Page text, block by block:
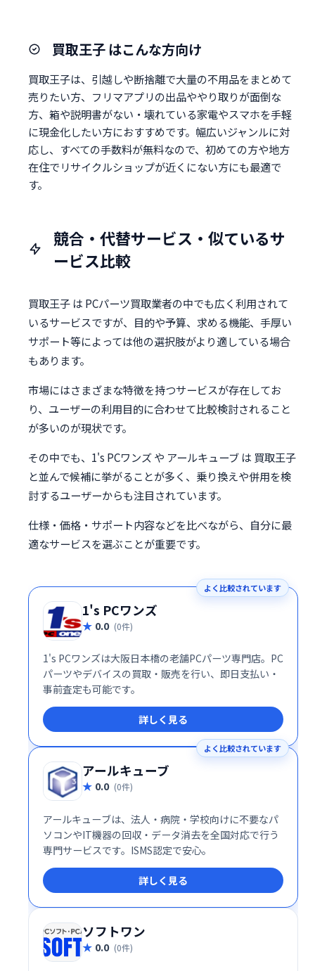
買取王子 はこんな方向け
買取王子は、引越しや断捨離で大量の不用品をまとめて
売りたい方、フリマアプリの出品ややり取りが面倒な
方、箱や説明書がない・壊れている家電やスマホを手軽
に現金化したい方におすすめです。幅広いジャンルに対
応し、すべての手数料が無料なので、初めての方や地方
在住でリサイクルショップが近くにない方にも最適で
す。
競合・代替サービス・似ているサ
ービス比較
買取王子 は PCパーツ買取業者の中でも広く利用されて
いるサービスですが、目的や予算、求める機能、手厚い
サポート等によっては他の選択肢がより適している場合
もあります。
市場にはさまざまな特徴を持つサービスが存在してお
り、ユーザーの利用目的に合わせて比較検討されること
が多いのが現状です。
その中でも、1's PCワンズ や アールキューブ は 買取王子
と並んで候補に挙がることが多く、乗り換えや併用を検
討するユーザーからも注目されています。
仕様・価格・サポート内容などを比べながら、自分に最
適なサービスを選ぶことが重要です。
よく比較されています
1's PCワンズ
0.0 (0件)
1's PCワンズは大阪日本橋の老舗PCパーツ専門店。PC
パーツやデバイスの買取・販売を行い、即日支払い・
事前査定も可能です。
詳しく見る
よく比較されています
アールキューブ
0.0 (0件)
アールキューブは、法人・病院・学校向けに不要なパ
ソコンやIT機器の回収・データ消去を全国対応で行う
専門サービスです。ISMS認定で安心。
詳しく見る
ソフトワン
0.0 (0件)